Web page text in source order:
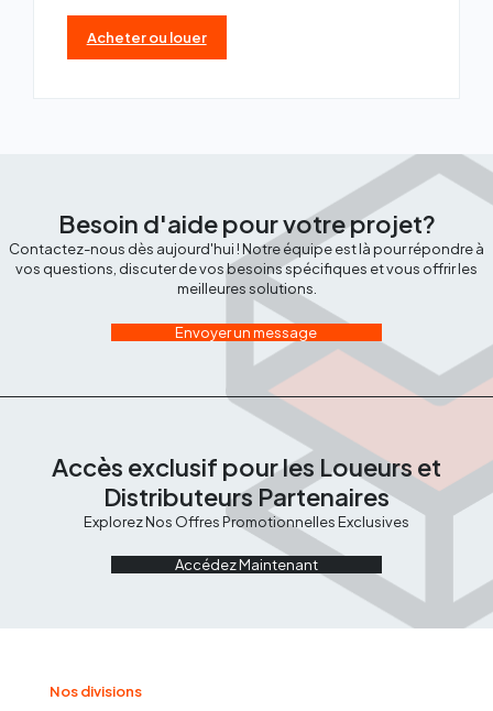
Acheter ou louer
Besoin d'aide pour votre projet?
Contactez-nous dès aujourd'hui ! Notre équipe est là pour répondre à
vos questions, discuter de vos besoins spécifiques et vous offrir les
meilleures solutions.
Envoyer un message
Accès exclusif pour les Loueurs et
Distributeurs Partenaires
Explorez Nos Offres Promotionnelles Exclusives
Accédez Maintenant
Nos divisions